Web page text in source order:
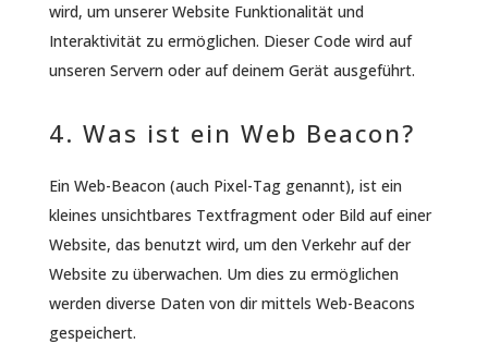
wird, um unserer Website Funktionalität und
Interaktivität zu ermöglichen. Dieser Code wird auf
unseren Servern oder auf deinem Gerät ausgeführt.
4. Was ist ein Web Beacon?
Ein Web-Beacon (auch Pixel-Tag genannt), ist ein
kleines unsichtbares Textfragment oder Bild auf einer
Website, das benutzt wird, um den Verkehr auf der
Website zu überwachen. Um dies zu ermöglichen
werden diverse Daten von dir mittels Web-Beacons
gespeichert.